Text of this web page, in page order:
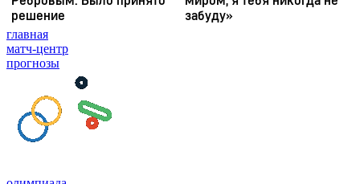
главная
матч-центр
прогнозы